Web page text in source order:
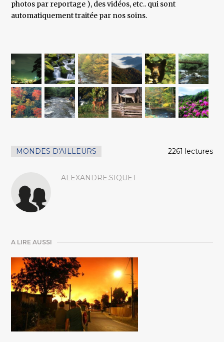
photos par reportage ), des vidéos, etc.. qui sont
automatiquement traitée par nos soins.
MONDES D'AILLEURS 2261 lectures
ALEXANDRE.SIQUET
A LIRE AUSSI